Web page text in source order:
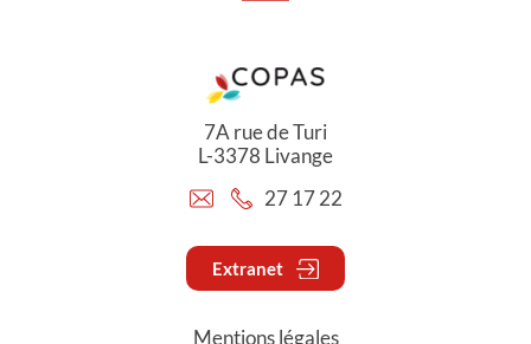
7A rue de Turi
L-3378 Livange
27 17 22
Extranet
Mentions légales